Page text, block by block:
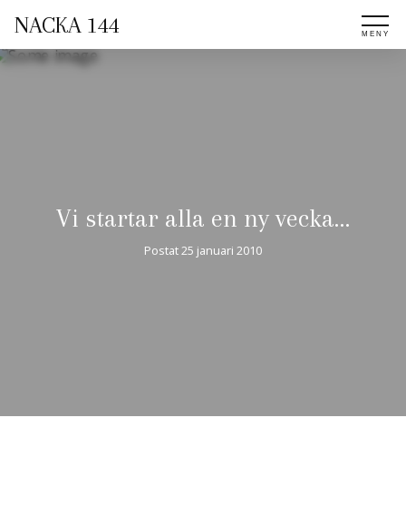
NACKA 144
Vi startar alla en ny vecka…
Postat25 januari 2010